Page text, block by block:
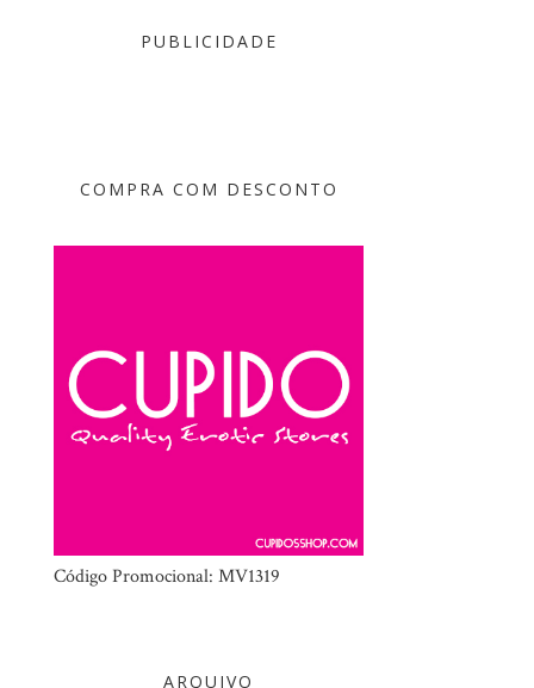
PUBLICIDADE
COMPRA COM DESCONTO
Código Promocional: MV1319
ARQUIVO